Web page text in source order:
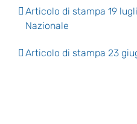
Articolo di stampa 19
Nazionale
Articolo di stampa 23